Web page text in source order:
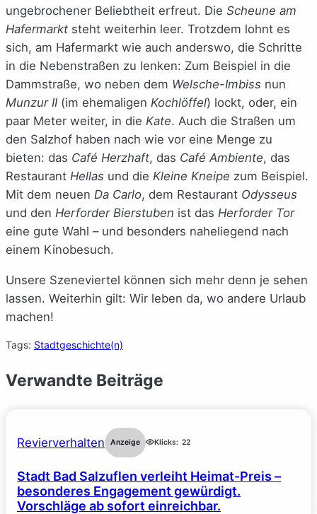
ungebrochener Beliebtheit erfreut. Die Scheune am
Hafermarkt steht weiterhin leer. Trotzdem lohnt es
sich, am Hafermarkt wie auch anderswo, die Schritte
in die Nebenstraßen zu lenken: Zum Beispiel in die
Dammstraße, wo neben dem Welsche-Imbiss nun
Munzur II (im ehemaligen Kochlöffel) lockt, oder, ein
paar Meter weiter, in die Kate. Auch die Straßen um
den Salzhof haben nach wie vor eine Menge zu
bieten: das Café Herzhaft, das Café Ambiente, das
Restaurant Hellas und die Kleine Kneipe zum Beispiel.
Mit dem neuen Da Carlo, dem Restaurant Odysseus
und den Herforder Bierstuben ist das Herforder Tor
eine gute Wahl – und besonders naheliegend nach
einem Kinobesuch.
Unsere Szeneviertel können sich mehr denn je sehen
lassen. Weiterhin gilt: Wir leben da, wo andere Urlaub
machen!
Tags: Stadtgeschichte(n)
Verwandte Beiträge
Revierverhalten Anzeige Klicks: 22
Stadt Bad Salzuflen verleiht Heimat-Preis –
besonderes Engagement gewürdigt.
Vorschläge ab sofort einreichbar.